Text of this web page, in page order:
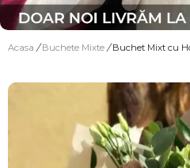
Acasa / Buchete Mixte / Buchet Mixt cu